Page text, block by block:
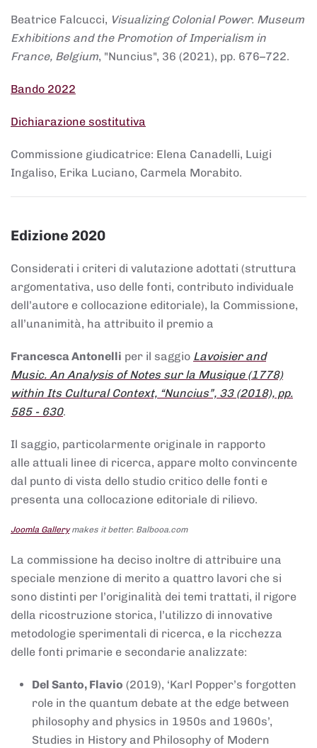
Beatrice Falcucci, Visualizing Colonial Power. Museum
Exhibitions and the Promotion of Imperialism in
France, Belgium, "Nuncius", 36 (2021), pp. 676–722.
Bando 2022
Dichiarazione sostitutiva
Commissione giudicatrice: Elena Canadelli, Luigi
Ingaliso, Erika Luciano, Carmela Morabito.
Edizione 2020
Considerati i criteri di valutazione adottati (struttura
argomentativa, uso delle fonti, contributo individuale
dell’autore e collocazione editoriale), la Commissione,
all’unanimità, ha attribuito il premio a
Francesca Antonelli per il saggio Lavoisier and
Music. An Analysis of Notes sur la Musique (1778)
within Its Cultural Context, “Nuncius”, 33 (2018), pp.
585 - 630.
Il saggio, particolarmente originale in rapporto
alle attuali linee di ricerca, appare molto convincente
dal punto di vista dello studio critico delle fonti e
presenta una collocazione editoriale di rilievo.
Joomla Gallerymakes it better. Balbooa.com
La commissione ha deciso inoltre di attribuire una
speciale menzione di merito a quattro lavori che si
sono distinti per l’originalità dei temi trattati, il rigore
della ricostruzione storica, l’utilizzo di innovative
metodologie sperimentali di ricerca, e la ricchezza
delle fonti primarie e secondarie analizzate:
Del Santo, Flavio (2019), ‘Karl Popper’s forgotten
role in the quantum debate at the edge between
philosophy and physics in 1950s and 1960s’,
Studies in History and Philosophy of Modern